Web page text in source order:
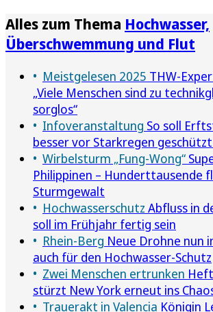
Alles zum Thema Hochwasser,
Überschwemmung und Flut
Meistgelesen 2025 THW-
„Viele Menschen sind zu
sorglos“
Infoveranstaltung So soll
besser vor Starkregen
Wirbelsturm „Fung-Wong“
Philippinen – Hunderttausende
Sturmgewalt
Hochwasserschutz Abfluss in
soll im Frühjahr fertig sein
Rhein-Berg Neue Drohne nun
auch für den Hochwasser-Schutz
Zwei Menschen ertrunken
stürzt New York erneut ins
Trauerakt in Valencia Königin